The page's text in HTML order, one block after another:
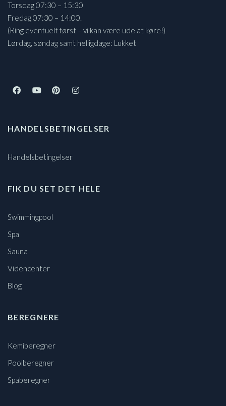
Torsdag 07:30 – 15:30
Fredag 07:30 – 14:00.
(Ring eventuelt først – vi kan være ude at køre!)
Lørdag, søndag samt helligdage: Lukket
HANDELSBETINGELSER
Handelsbetingelser
FIK DU SET DET HELE
Swimmingpool
Spa
Sauna
Videncenter
Blog
BEREGNERE
Kemiberegner
Poolberegner
Spaberegner